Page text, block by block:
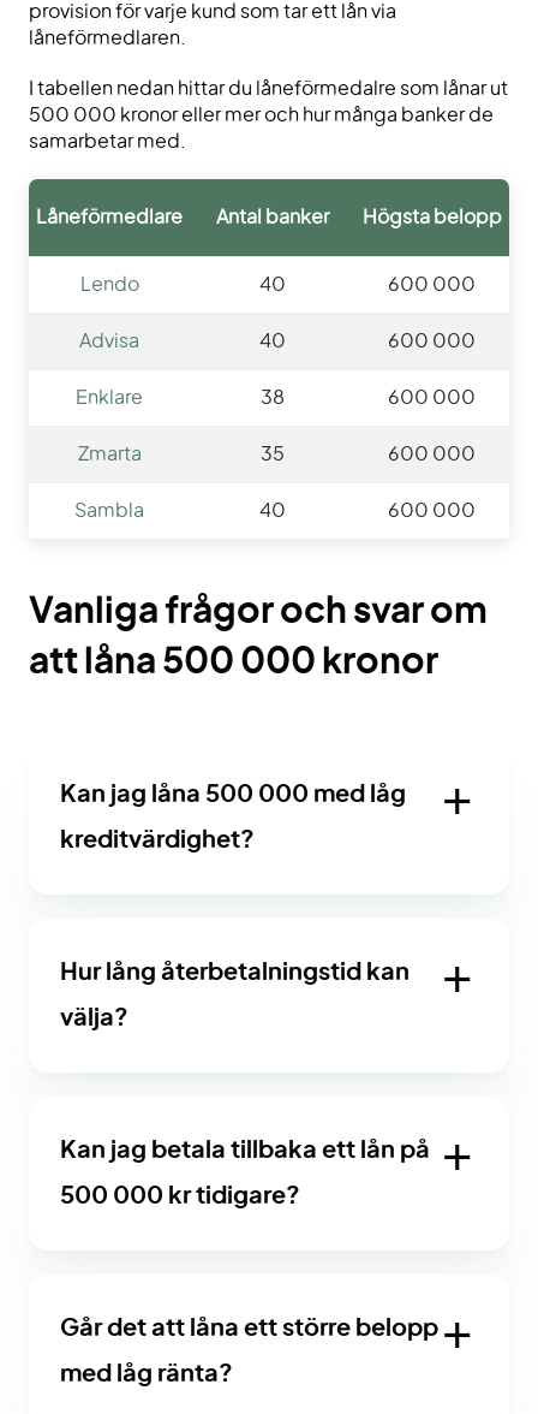
provision för varje kund som tar ett lån via
låneförmedlaren.
I tabellen nedan hittar du låneförmedalre som lånar ut
500 000 kronor eller mer och hur många banker de
samarbetar med.
Låneförmedlare Antal banker Högsta belopp
Lendo 40 600 000
Advisa 40 600 000
Enklare 38 600 000
Zmarta 35 600 000
Sambla 40 600 000
Vanliga frågor och svar om
att låna 500 000 kronor
Kan jag låna 500 000 med låg
kreditvärdighet?
Hur lång återbetalningstid kan
välja?
Kan jag betala tillbaka ett lån på
500 000 kr tidigare?
Går det att låna ett större belopp
med låg ränta?